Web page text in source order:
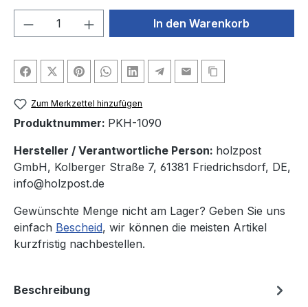
Produkt Anzahl: Gib denIn den Warenkorb
Zum Merkzettel hinzufügen
Produktnummer: PKH-1090
Hersteller / Verantwortliche Person: holzpost
GmbH, Kolberger Straße 7, 61381 Friedrichsdorf, DE,
info@holzpost.de
Gewünschte Menge nicht am Lager? Geben Sie uns
einfach Bescheid, wir können die meisten Artikel
kurzfristig nachbestellen.
Beschreibung